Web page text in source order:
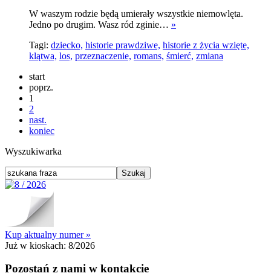
W waszym rodzie będą umierały wszystkie niemowlęta.
Jedno po drugim. Wasz ród zginie… »
Tagi: dziecko, historie prawdziwe, historie z życia wzięte,
klątwa, los, przeznaczenie, romans, śmierć, zmiana
start
poprz.
1
2
nast.
koniec
Wyszukiwarka
Kup aktualny numer »
Już w kioskach: 8/2026
Pozostań z nami w kontakcie